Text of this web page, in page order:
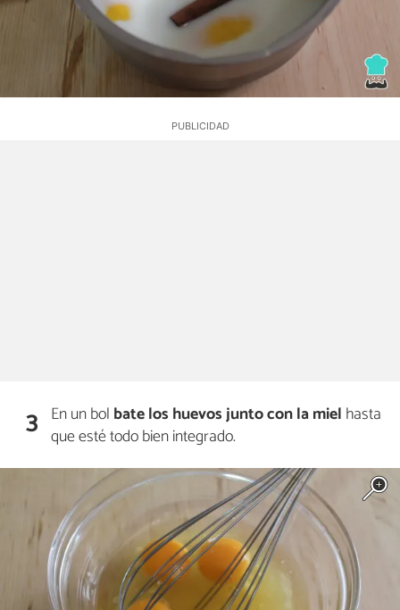
3 En un bol bate los huevos junto con la miel hasta
que esté todo bien integrado.